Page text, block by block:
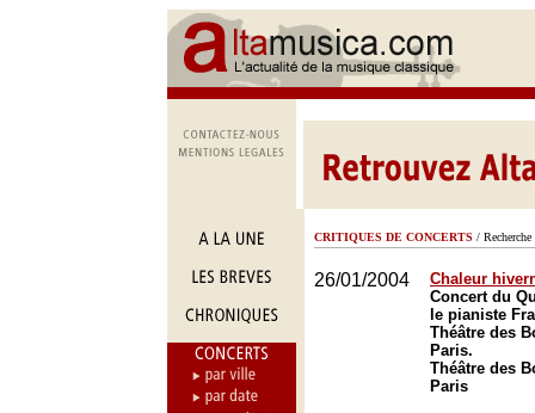
CRITIQUES DE CONCERTS / Recherche
26/01/2004
Chaleur
Concert du
le pianiste
Théâtre des
Paris.
Théâtre des
Paris